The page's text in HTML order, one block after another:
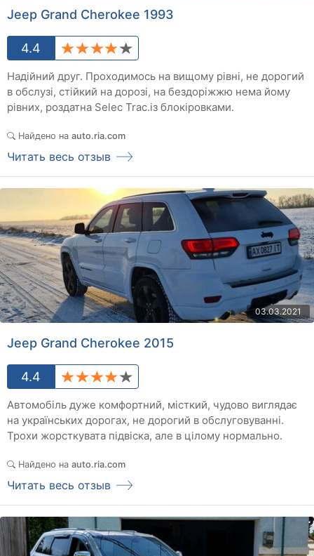
Jeep Grand Cherokee 1993
4.4
Надійний друг. Проходимось на вищому рівні, не дорогий
в обслузі, стійкий на дорозі, на бездоріжжю нема йому
рівних, роздатна Selec Trac.із блокіровками.
Найдено на auto.ria.com
Читать весь отзыв
03.03.2021
Jeep Grand Cherokee 2015
4.4
Автомобіль дуже комфортний, місткий, чудово виглядає
на українських дорогах, не дорогий в обслуговуванні.
Трохи жорсткувата підвіска, але в цілому нормально.
Найдено на auto.ria.com
Читать весь отзыв